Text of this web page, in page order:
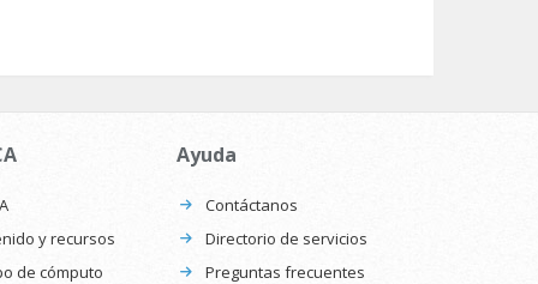
y recursos
de cómputo
Ayuda
Contáctanos
Directorio de servicios
Preguntas frecuentes